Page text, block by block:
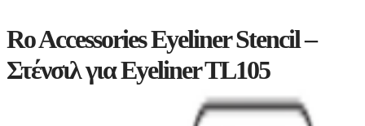
Ro Accessories Eyeliner Stencil –
Στένσιλ για Eyeliner TL105